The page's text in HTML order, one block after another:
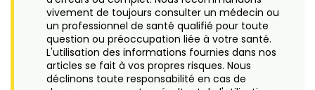
vivement de toujours consulter un médecin ou
un professionnel de santé qualifié pour toute
question ou préoccupation liée à votre santé.
L'utilisation des informations fournies dans nos
articles se fait à vos propres risques. Nous
déclinons toute responsabilité en cas de